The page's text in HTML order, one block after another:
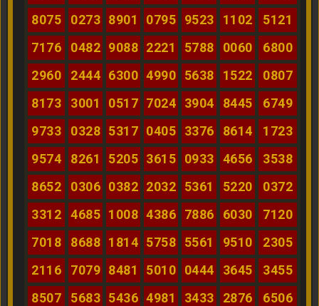
8075
0273 8901 0795 9523 1102
5121
7176
0482 9088 2221 5788 0060
6800
2960
2444 6300 4990 5638 1522
0807
8173
3001 0517 7024 3904 8445
6749
9733
0328 5317 0405 3376 8614
1723
9574
8261 5205 3615 0933 4656
3538
8652
0306 0382 2032 5361 5220
0372
3312
4685 1008 4386 7886 6030
7120
7018
8688 1814 5758 5561 9510
2305
2116
7079 8481 5010 0444 3645
3455
8507
5683 5436 4981 3433 2876
6506